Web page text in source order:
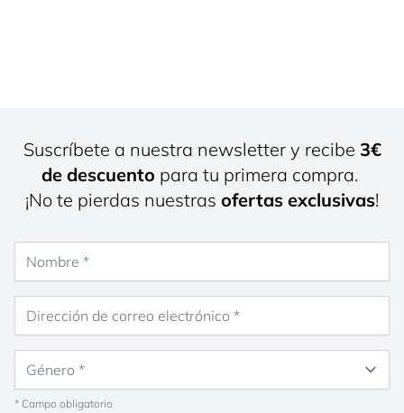
Suscríbete a nuestra newsletter y recibe 3€
de descuento para tu primera compra.
¡No te pierdas nuestras ofertas exclusivas!
* Campo obligatorio